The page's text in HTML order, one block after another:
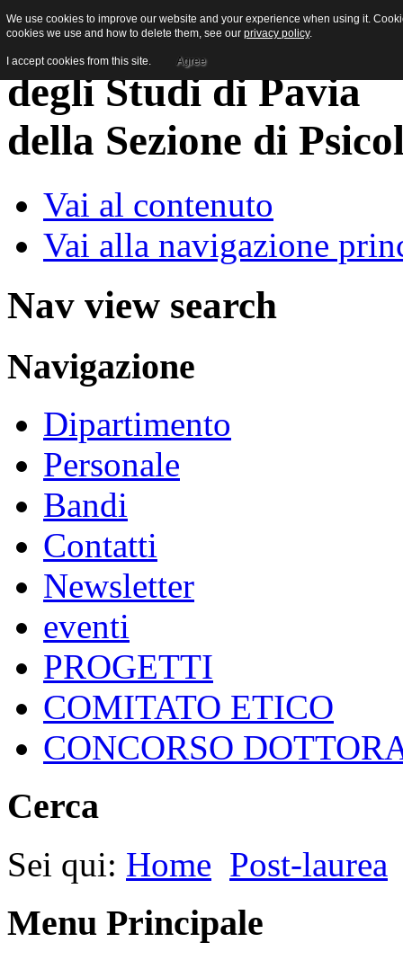
della Sezione di
Vai al contenuto
Vai alla navigazione
Nav view search
Navigazione
Dipartimento
Personale
Bandi
Contatti
Newsletter
eventi
PROGETTI
COMITATO ETICO
CONCORSO
Cerca
Sei qui: Home Post-laurea
Menu Principale
We use cookies to improve our website and your experience when using it.
cookies we use and how to delete them, see our privacy policy.
I accept cookies from this site. Agree